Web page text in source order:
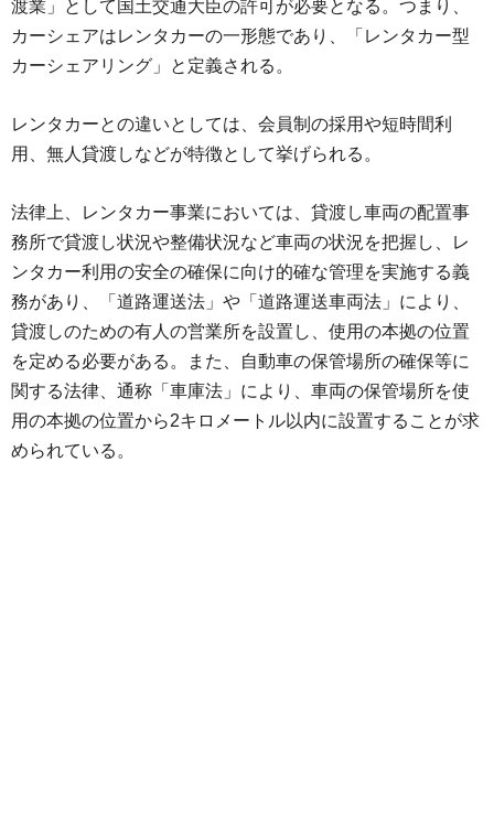
渡業」として国土交通大臣の許可が必要となる。つまり、
カーシェアはレンタカーの一形態であり、「レンタカー型
カーシェアリング」と定義される。
レンタカーとの違いとしては、会員制の採用や短時間利
用、無人貸渡しなどが特徴として挙げられる。
法律上、レンタカー事業においては、貸渡し車両の配置事
務所で貸渡し状況や整備状況など車両の状況を把握し、レ
ンタカー利用の安全の確保に向け的確な管理を実施する義
務があり、「道路運送法」や「道路運送車両法」により、
貸渡しのための有人の営業所を設置し、使用の本拠の位置
を定める必要がある。また、自動車の保管場所の確保等に
関する法律、通称「車庫法」により、車両の保管場所を使
用の本拠の位置から2キロメートル以内に設置することが求
められている。